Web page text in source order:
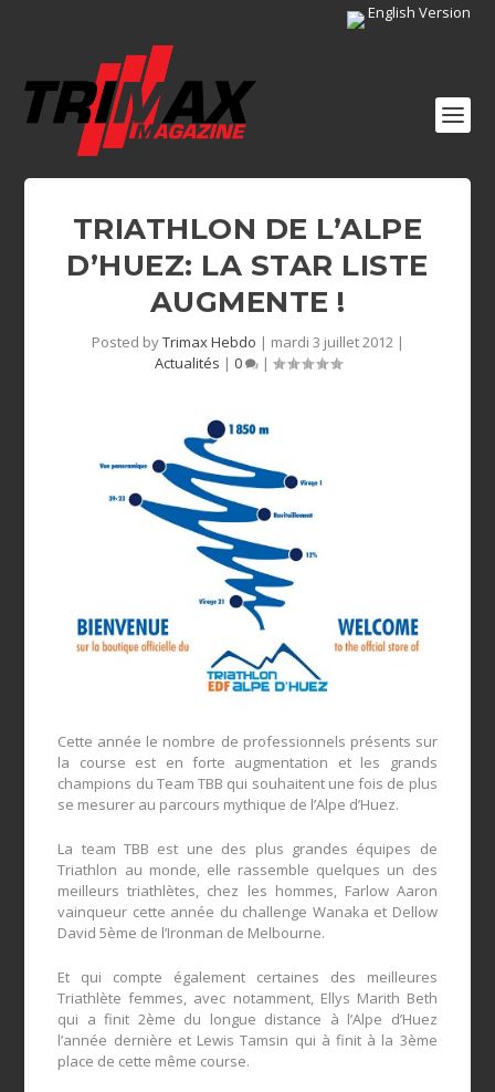
English Version
TRIATHLON DE L’ALPE
D’HUEZ: LA STAR LISTE
AUGMENTE !
Posted byTrimax Hebdo | mardi 3 juillet 2012|
Actualités | 0 |
Cette année le nombre de professionnels présents sur
la course est en forte augmentation et les grands
champions du Team TBB qui souhaitent une fois de plus
se mesurer au parcours mythique de l’Alpe d’Huez.
La team TBB est une des plus grandes équipes de
Triathlon au monde, elle rassemble quelques un des
meilleurs triathlètes, chez les hommes, Farlow Aaron
vainqueur cette année du challenge Wanaka et Dellow
David 5ème de l’Ironman de Melbourne.
Et qui compte également certaines des meilleures
Triathlète femmes, avec notamment, Ellys Marith Beth
qui a finit 2ème du longue distance à l’Alpe d’Huez
l’année dernière et Lewis Tamsin qui à finit à la 3ème
place de cette même course.